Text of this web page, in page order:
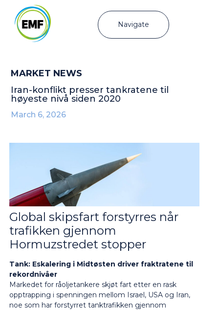
Navigate
MARKET NEWS
Iran-konflikt presser tankratene til
høyeste nivå siden 2020
March 6, 2026
Global skipsfart forstyrres når
trafikken gjennom
Hormuzstredet stopper
Tank: Eskalering i Midtøsten driver fraktratene til
rekordnivåer
Markedet for råoljetankere skjøt fart etter en rask
opptrapping i spenningen mellom Israel, USA og Iran,
noe som har forstyrret tanktrafikken gjennom